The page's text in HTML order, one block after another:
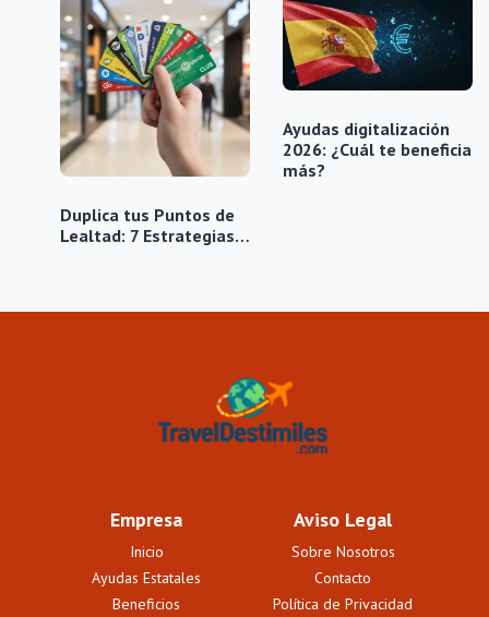
Duplica tus Puntos de
Lealtad: 7 Estrategias…
Ayudas digitalización
2026: ¿Cuál te beneficia
más?
Empresa
Inicio
Ayudas Estatales
Beneficios
Aviso Legal
Sobre Nosotros
Contacto
Política de Privacidad